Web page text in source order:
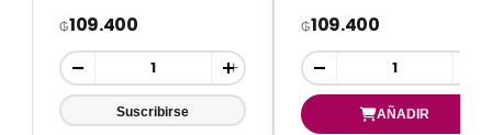
₲109.400
- +
₲109.400
-